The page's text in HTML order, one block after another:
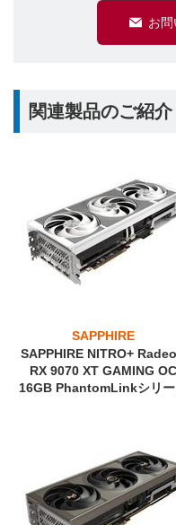
お
関連製品のご紹介
SAPPHIRE
SAPPHIRE NITRO+
RX 9070 XT GAMING OC
16GB PhantomLinkシリ